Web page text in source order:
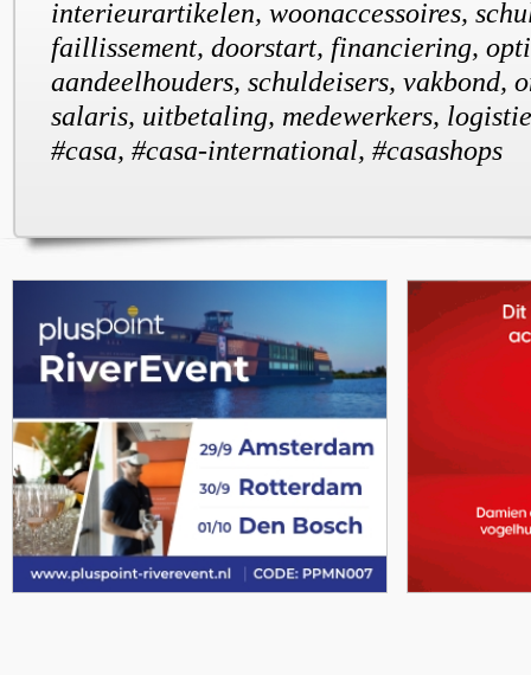
interieurartikelen, woonaccessoires,
faillissement, doorstart, financiering,
aandeelhouders, schuldeisers, vakbond,
salaris, uitbetaling, medewerkers,
#casa, #casa-international, #casashops